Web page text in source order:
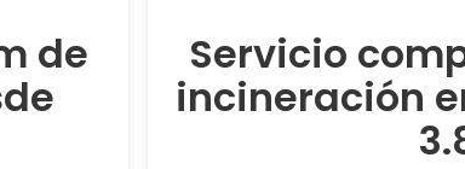
de
Servicio
incineración